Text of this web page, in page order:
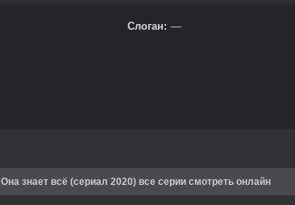
Слоган: —
Она знает всё (сериал 2020) все серии смотреть онлайн